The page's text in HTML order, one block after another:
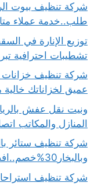
طلب..خدمة عملاء
تشطيبات احترافية
عميق لخزاناتك خالية
المنازل والمكاتب
شركة تنظيف ستائر
وبالبخار30%خصم..افضل شركة غسيل ستائر